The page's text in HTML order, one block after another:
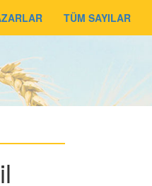
TÜM SAYILAR